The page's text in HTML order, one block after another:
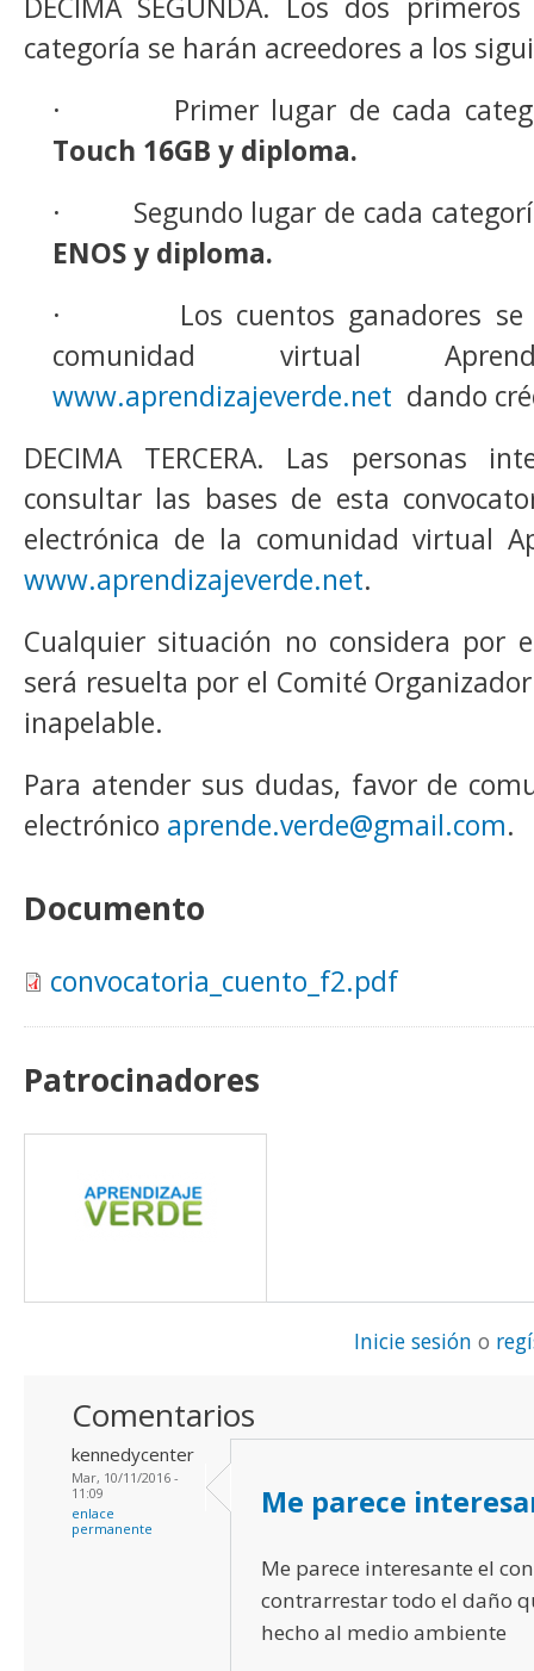
DECIMA SEGUNDA. Los dos
categoría se harán acreedores a los
· Primer lugar de cada
Touch 16GB y diploma.
· Segundo lugar de cada
ENOS y diploma.
· Los cuentos ganadores se
comunidad virtual
www.aprendizajeverde.net dando
DECIMA TERCERA. Las personas
consultar las bases de esta
electrónica de la comunidad virtual
www.aprendizajeverde.net.
Cualquier situación no considera por
será resuelta por el Comité
inapelable.
Para atender sus dudas, favor de
electrónico aprende.verde@gmail.com.
Documento
convocatoria_cuento_f2.pdf
Patrocinadores
Inicie sesión o
Comentarios
kennedycenter
Mar, 10/11/2016 -
11:09
enlace
permanente
Me parece
Me parece interesante el
contrarrestar todo el daño
hecho al medio ambiente